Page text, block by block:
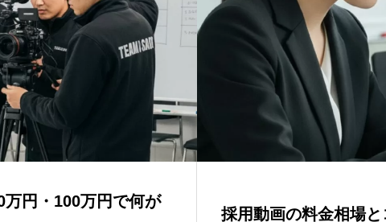
円・100万円で何が
採用動画の料金相場